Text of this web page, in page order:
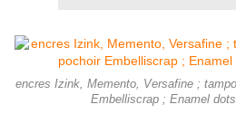
encres Izink, Memento, Versafine ;
Embelliscrap ; Enamel